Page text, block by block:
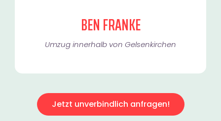
BEN FRANKE
Umzug innerhalb von Gelsenkirchen​
Jetzt unverbindlich anfragen!